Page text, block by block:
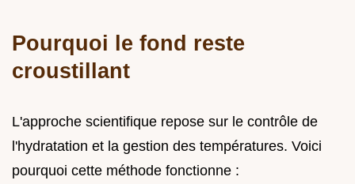
Pourquoi le fond reste
croustillant
L'approche scientifique repose sur le contrôle de
l'hydratation et la gestion des températures. Voici
pourquoi cette méthode fonctionne :